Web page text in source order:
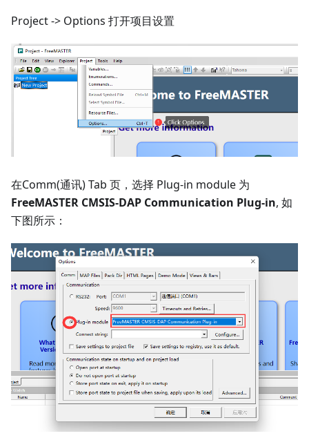
Project -> Options 打开项目设置
在Comm(通讯) Tab 页，选择 Plug-in module 为
FreeMASTER CMSIS-DAP Communication Plug-in, 如
下图所示：